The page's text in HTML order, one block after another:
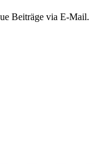
Beiträge via E-Mail.